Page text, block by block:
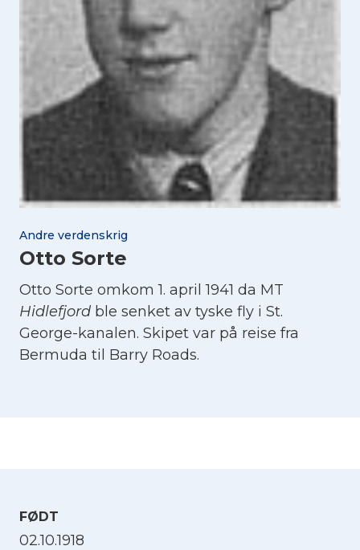
Andre verdenskrig
Otto Sorte
Otto Sorte omkom 1. april 1941 da MT
Hidlefjord ble senket av tyske fly i St.
George-kanalen. Skipet var på reise fra
Bermuda til Barry Roads.
FØDT
02.10.1918